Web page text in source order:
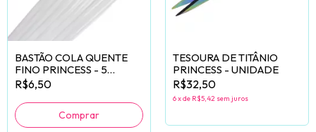
BASTÃO COLA QUENTE
FINO PRINCESS - 5
UNIDADES
R$6,50
TESOURA DE TITÂNIO
PRINCESS - UNIDADE
R$32,50
6xde R$5,42 sem juros